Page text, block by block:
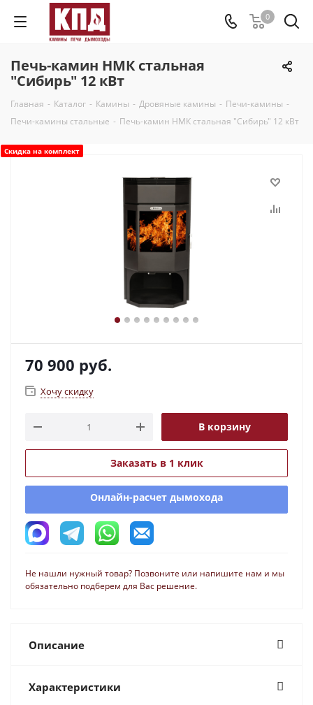
0
Печь-камин НМК стальная
"Сибирь" 12 кВт
Главная - Каталог - Камины - Дровяные камины - Печи-камины -
Печи-камины стальные - Печь-камин НМК стальная "Сибирь" 12 кВт
Скидка на комплект
70 900 руб.
Хочу скидку
В корзину
Заказать в 1 клик
Онлайн-расчет дымохода
Не нашли нужный товар? Позвоните или напишите нам и мы
обязательно подберем для Вас решение.
Описание
Характеристики